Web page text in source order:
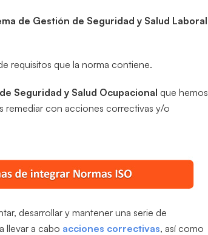
de Gestión de Seguridad y Salud Laboral
requisitos que la norma contiene.
Seguridad y Salud Ocupacional que hemos
remediar con acciones correctivas y/o
desarrollar y mantener una serie de
llevar a cabo acciones correctivas, así como